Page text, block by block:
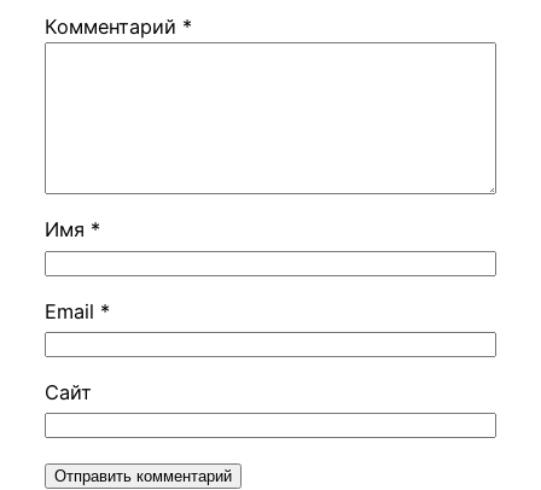
Комментарий *
Имя *
Email *
Сайт